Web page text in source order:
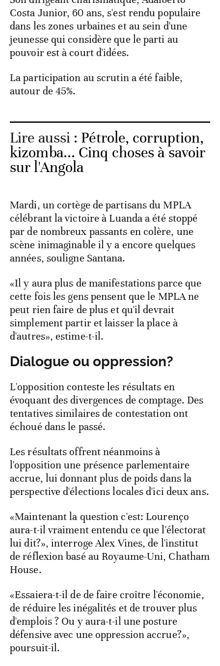
Costa Junior, 60 ans, s'est rendu populaire
dans les zones urbaines et au sein d'une
jeunesse qui considère que le parti au
pouvoir est à court d'idées.
La participation au scrutin a été faible,
autour de 45%.
Lire aussi : Pétrole, corruption,
kizomba... Cinq choses à savoir
sur l'Angola
Mardi, un cortège de partisans du MPLA
célébrant la victoire à Luanda a été stoppé
par de nombreux passants en colère, une
scène inimaginable il y a encore quelques
années, souligne Santana.
«Il y aura plus de manifestations parce que
cette fois les gens pensent que le MPLA ne
peut rien faire de plus et qu'il devrait
simplement partir et laisser la place à
d'autres», estime-t-il.
Dialogue ou oppression?
L'opposition conteste les résultats en
évoquant des divergences de comptage. Des
tentatives similaires de contestation ont
échoué dans le passé.
Les résultats offrent néanmoins à
l'opposition une présence parlementaire
accrue, lui donnant plus de poids dans la
perspective d'élections locales d'ici deux ans.
«Maintenant la question c'est: Lourenço
aura-t-il vraiment entendu ce que l'électorat
lui dit?», interroge Alex Vines, de l'institut
de réflexion basé au Royaume-Uni, Chatham
House.
«Essaiera-t-il de de faire croître l'économie,
de réduire les inégalités et de trouver plus
d'emplois ? Ou y aura-t-il une posture
défensive avec une oppression accrue?»,
poursuit-il.